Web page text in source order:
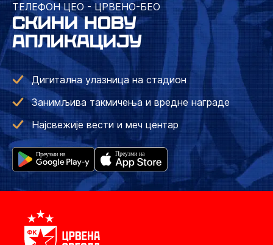
ТЕЛЕФОН ЦЕО - ЦРВЕНО-БЕО
СКИНИ НОВУ
АПЛИКАЦИЈУ
Дигитална улазница на стадион
Занимљива такмичења и вредне награде
Најсвежије вести и меч центар